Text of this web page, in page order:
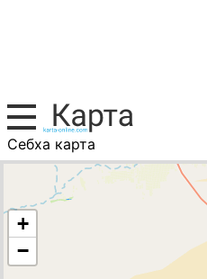
Себха карта
Ливия, список городов
+
−